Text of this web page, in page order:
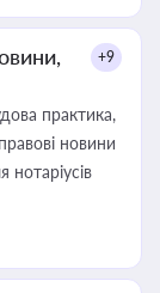
+9
практика,
новини